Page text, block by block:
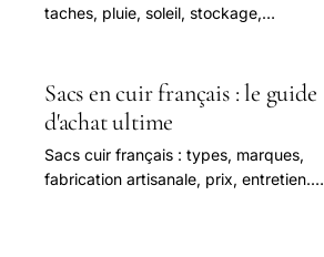
taches, pluie, soleil, stockage,
durablement.
Sacs en cuir français : le guide
d'achat ultime
Sacs cuir français : types, marques,
fabrication artisanale, prix, entretien.